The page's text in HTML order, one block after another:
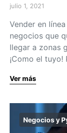
julio 1, 2021
Vender en
negocios que
llegar a zonas
¡Como el tuyo!
Ver más
Negocios y